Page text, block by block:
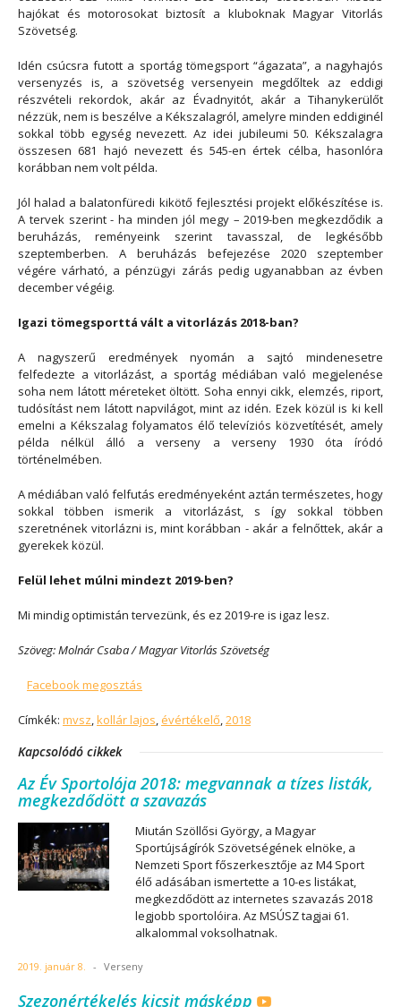
hajókat és motorosokat biztosít a kluboknak Magyar Vitorlás
Szövetség.
Idén csúcsra futott a sportág tömegsport “ágazata”, a nagyhajós
versenyzés is, a szövetség versenyein megdőltek az eddigi
részvételi rekordok, akár az Évadnyitót, akár a Tihanykerülőt
nézzük, nem is beszélve a Kékszalagról, amelyre minden eddiginél
sokkal több egység nevezett. Az idei jubileumi 50. Kékszalagra
összesen 681 hajó nevezett és 545-en értek célba, hasonlóra
korábban nem volt példa.
Jól halad a balatonfüredi kikötő fejlesztési projekt előkészítése is.
A tervek szerint - ha minden jól megy – 2019-ben megkezdődik a
beruházás, reményeink szerint tavasszal, de legkésőbb
szeptemberben. A beruházás befejezése 2020 szeptember
végére várható, a pénzügyi zárás pedig ugyanabban az évben
december végéig.
Igazi tömegsporttá vált a vitorlázás 2018-ban?
A nagyszerű eredmények nyomán a sajtó mindenesetre
felfedezte a vitorlázást, a sportág médiában való megjelenése
soha nem látott méreteket öltött. Soha ennyi cikk, elemzés, riport,
tudósítást nem látott napvilágot, mint az idén. Ezek közül is ki kell
emelni a Kékszalag folyamatos élő televíziós közvetítését, amely
példa nélkül álló a verseny a verseny 1930 óta íródó
történelmében.
A médiában való felfutás eredményeként aztán természetes, hogy
sokkal többen ismerik a vitorlázást, s így sokkal többen
szeretnének vitorlázni is, mint korábban - akár a felnőttek, akár a
gyerekek közül.
Felül lehet múlni mindezt 2019-ben?
Mi mindig optimistán tervezünk, és ez 2019-re is igaz lesz.
Szöveg: Molnár Csaba / Magyar Vitorlás Szövetség
Facebook megosztás
Címkék: mvsz kollár lajos évértékelő 2018
Kapcsolódó cikkek
Az Év Sportolója 2018: megvannak a tízes listák,
megkezdődött a szavazás
Miután Szöllősi György, a Magyar
Sportújságírók Szövetségének elnöke, a
Nemzeti Sport főszerkesztője az M4 Sport
élő adásában ismertette a 10-es listákat,
megkezdődött az internetes szavazás 2018
legjobb sportolóira. Az MSÚSZ tagjai 61.
alkalommal voksolhatnak.
2019. január 8. - Verseny
Szezonértékelés kicsit másképp